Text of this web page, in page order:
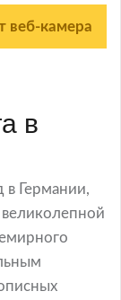
веб-камера
в
в Германии,